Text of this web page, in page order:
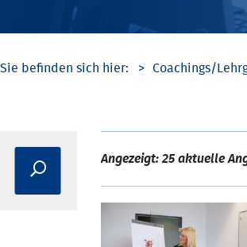
Coachings/­
Angezeigt: 25 aktuelle